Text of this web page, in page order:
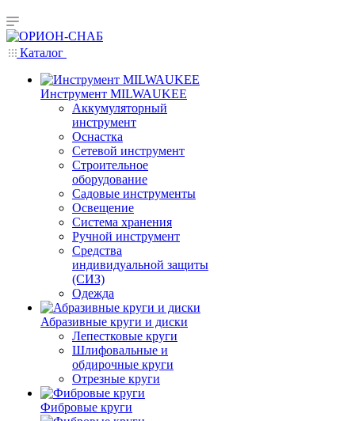
Каталог
Инструмент MILWAUKEE
Аккумуляторный
инструмент
Оснастка
Сетевой инструмент
Строительное
оборудование
Садовые инструменты
Освещение
Система хранения
Ручной инструмент
Средства
индивидуальной защиты
(СИЗ)
Одежда
Абразивные круги и диски
Лепестковые круги
Шлифовальные и
обдирочные круги
Отрезные круги
Фибровые круги